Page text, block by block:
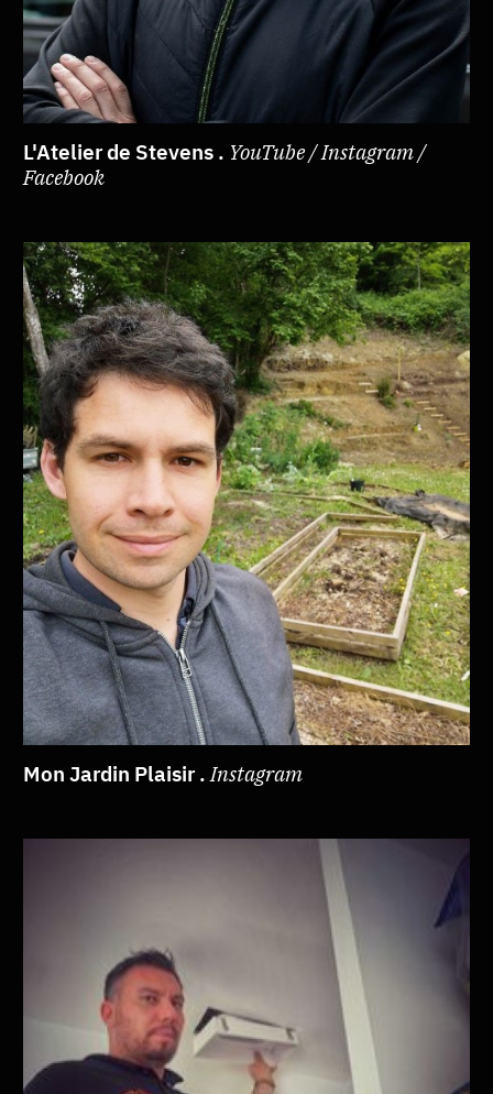
L'Atelier de Stevens . YouTube / Instagram /
Facebook
Mon Jardin Plaisir .Instagram